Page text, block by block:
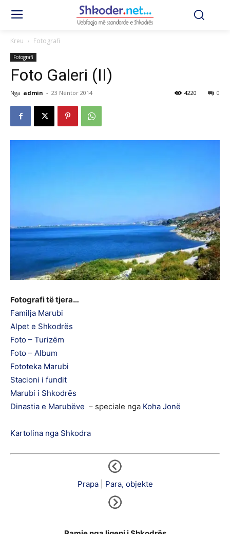
Kreu Fotografi
Fotografi
Foto Galeri (II)
Nga admin - 23 Nëntor 2014 0
4220
Fotografi të tjera…
Familja Marubi
Alpet e Shkodrës
Foto – Turizëm
Foto – Album
Fototeka Marubi
Stacioni i fundit
Marubi i Shkodrës
Dinastia e Marubëve – speciale nga Koha Jonë
Kartolina nga Shkodra
Prapa| Para, objekte